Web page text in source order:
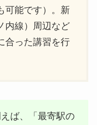
可能です）。新
内線）周辺など
合った講習を行
ば、「最寄駅の